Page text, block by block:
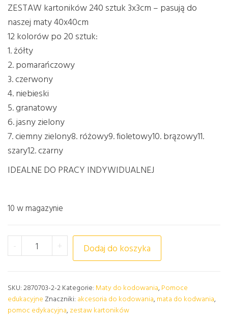
ZESTAW kartoników 240 sztuk 3x3cm – pasują do
naszej maty 40x40cm
12 kolorów po 20 sztuk:
1. żółty
2. pomarańczowy
3. czerwony
4. niebieski
5. granatowy
6. jasny zielony
7. ciemny zielony8. różowy9. fioletowy10. brązowy11.
szary12. czarny
IDEALNE DO PRACY INDYWIDUALNEJ
10 w magazynie
- ilość ZESTAW 240 KARTONIKÓW 3x3cm
+ Dodaj do koszyka
SKU:2870703-2-2Kategorie: Maty do kodowania,Pomoce
edukacyjne Znaczniki: akcesoria do kodowania,mata do kodwania,
pomoc edykacyjna,zestaw kartoników